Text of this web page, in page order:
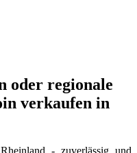
oder regionale
verkaufen in